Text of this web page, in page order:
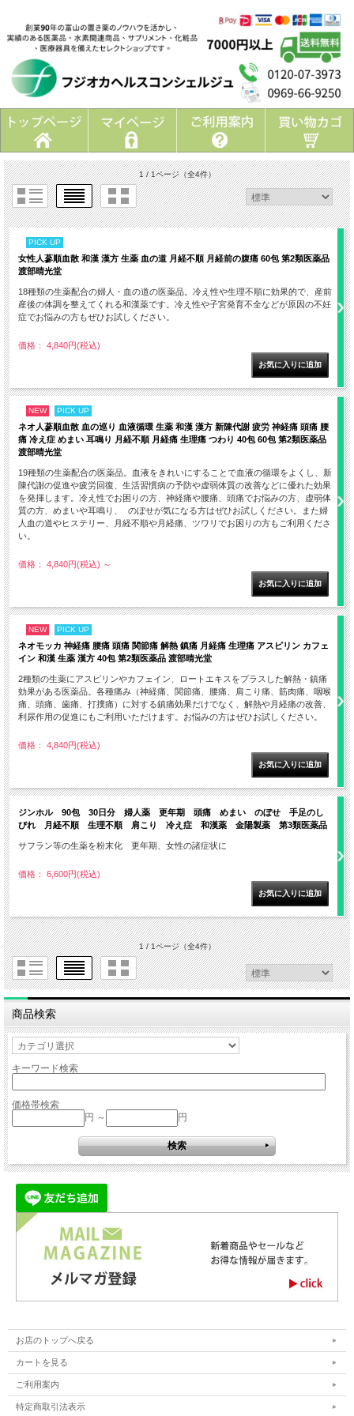
1 / 1ページ（全4件）
PICK UP
女性人蔘順血散 和漢 漢方 生薬 血の道 月経不順 月経前の腹痛 60包 第2類医薬品
渡部晴光堂
18種類の生薬配合の婦人・血の道の医薬品。冷え性や生理不順に効果的で、産前
産後の体調を整えてくれる和漢薬です。冷え性や子宮発育不全などが原因の不妊
症でお悩みの方もぜひお試しください。
価格： 4,840円(税込)
NEW PICK UP
ネオ人蔘順血散 血の巡り 血液循環 生薬 和漢 漢方 新陳代謝 疲労 神経痛 頭痛 腰
痛 冷え症 めまい 耳鳴り 月経不順 月経痛 生理痛 つわり 40包 60包 第2類医薬品
渡部晴光堂
19種類の生薬配合の医薬品。血液をきれいにすることで血液の循環をよくし、新
陳代謝の促進や疲労回復、生活習慣病の予防や虚弱体質の改善などに優れた効果
を発揮します。冷え性でお困りの方、神経痛や腰痛、頭痛でお悩みの方、虚弱体
質の方、めまいや耳鳴り、 のぼせが気になる方はぜひお試しください。また婦
人血の道やヒステリー、月経不順や月経痛、ツワリでお困りの方もご利用くださ
い。
価格： 4,840円(税込) ～
NEW PICK UP
ネオモッカ 神経痛 腰痛 頭痛 関節痛 解熱 鎮痛 月経痛 生理痛 アスピリン カフェ
イン 和漢 生薬 漢方 40包 第2類医薬品 渡部晴光堂
2種類の生薬にアスピリンやカフェイン、ロートエキスをプラスした解熱・鎮痛
効果がある医薬品。各種痛み（神経痛、関節痛、腰痛、肩こり痛、筋肉痛、咽喉
痛、頭痛、歯痛、打撲痛）に対する鎮痛効果だけでなく、解熱や月経痛の改善、
利尿作用の促進にもご利用いただけます。お悩みの方はぜひお試しください。
価格： 4,840円(税込)
ジンホル 90包 30日分 婦人薬 更年期 頭痛 めまい のぼせ 手足のし
びれ 月経不順 生理不順 肩こり 冷え症 和漢薬 金陽製薬 第3類医薬品
サフラン等の生薬を粉末化 更年期、女性の諸症状に
価格： 6,600円(税込)
1 / 1ページ（全4件）
商品検索
キーワード検索
価格帯検索
円 ～
円
お店のトップへ戻る
カートを見る
ご利用案内
特定商取引法表示